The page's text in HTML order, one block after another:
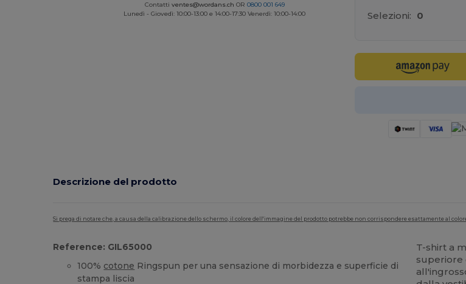
Contatti ventes@wordans.ch OR 0800 001 649
Lunedì - Giovedì: 10:00-13:00 e 14:00-17:30 Venerdì: 10:00-14:00
Selezioni: 0
Descrizione del prodotto
Si prega di notare che, a causa della calibrazione dello schermo, il colore dell'immagine del prodotto potrebbe non corrispondere esattamente al
Reference: GIL65000
100% cotone Ringspun per una sensazione di morbidezza e superficie di
stampa liscia
T-shirt a
superiore